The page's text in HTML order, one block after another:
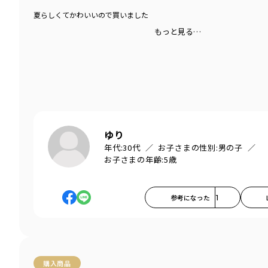
夏らしくてかわいいので買いました
もっと見る…
ゆり
年代:30代 お子さまの性別:男の子
お子さまの年齢:5歳
参考になった 1
購入商品